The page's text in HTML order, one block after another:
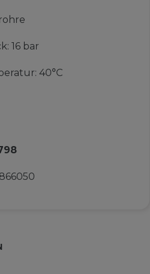
16 bar
40°C
866050